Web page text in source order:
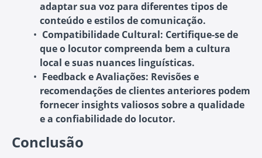
adaptar sua voz para diferentes tipos de
conteúdo e estilos de comunicação.
Compatibilidade Cultural: Certifique-se de
que o locutor compreenda bem a cultura
local e suas nuances linguísticas.
Feedback e Avaliações: Revisões e
recomendações de clientes anteriores podem
fornecer insights valiosos sobre a qualidade
e a confiabilidade do locutor.
Conclusão